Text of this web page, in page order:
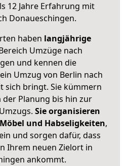
12 Jahre Erfahrung mit
Donaueschingen.
haben langjährige
Umzüge nach
und kennen die
Umzug von Berlin nach
sich bringt. Sie kümmern
der Planung bis hin zur
Sie organisieren
und Habseligkeiten,
und sorgen dafür, dass
Ihrem neuen Zielort in
ankommt.